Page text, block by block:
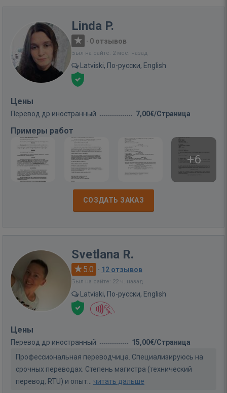
Linda P.
· 0 отзывов
Был на сайте: 2 мес. назад
Latviski, По-русски, English
Цены
Перевод др иностранный 7,00€/Страница
Примеры работ
+6
СОЗДАТЬ ЗАКАЗ
Svetlana R.
5.0 · 12 отзывов
Был на сайте: 22 ч. назад
Latviski, По-русски, English
Цены
Перевод др иностранный
15,00€/Страница
Профессиональная переводчица. Специализируюсь на
срочных переводах. Степень магистра (технический
перевод, RTU) и опыт... читать дальше